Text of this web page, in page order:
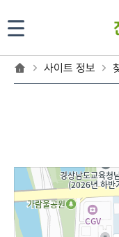
찾아오시는 길
사이트 정보